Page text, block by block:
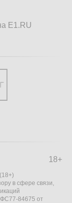
E1.RU
18+
в сфере связи,
84675 от